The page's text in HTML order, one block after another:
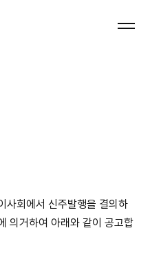
사회에서 신주발행을 결의하
의거하여 아래와 같이 공고합